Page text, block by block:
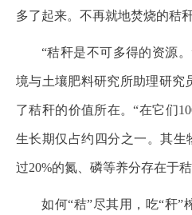
多了起来。不再就地焚烧的秸
“秸秆是不可多得的资源
境与土壤肥料研究所助理研究
了秸秆的价值所在。“在它们
生长期仅占约四分之一。其生
过20%的氮、磷等养分存在于
如何“秸”尽其用，吃“秆”